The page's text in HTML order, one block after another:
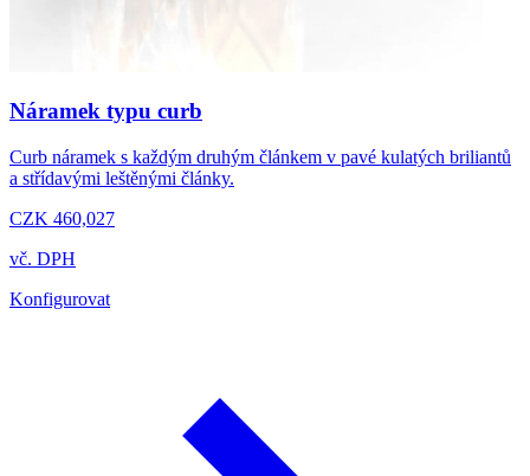
Náramek typu curb
Curb náramek s každým druhým článkem v pavé kulatých briliantů
a střídavými leštěnými články.
CZK 460,027
vč. DPH
Konfigurovat